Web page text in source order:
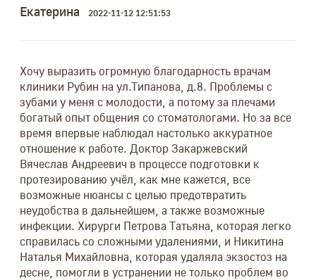
Екатерина 2022-11-12 12:51:53
Хочу выразить огромную благодарность врачам
клиники Рубин на ул.Типанова, д.8. Проблемы с
зубами у меня с молодости, а потому за плечами
богатый опыт общения со стоматологами. Но за все
время впервые наблюдал настолько аккуратное
отношение к работе. Доктор Закаржевский
Вячеслав Андреевич в процессе подготовки к
протезированию учёл, как мне кажется, все
возможные нюансы с целью предотвратить
неудобства в дальнейшем, а также возможные
инфекции. Хирурги Петрова Татьяна, которая легко
справилась со сложными удалениями, и Никитина
Наталья Михайловна, которая удаляла экзостоз на
десне, помогли в устранении не только проблем во